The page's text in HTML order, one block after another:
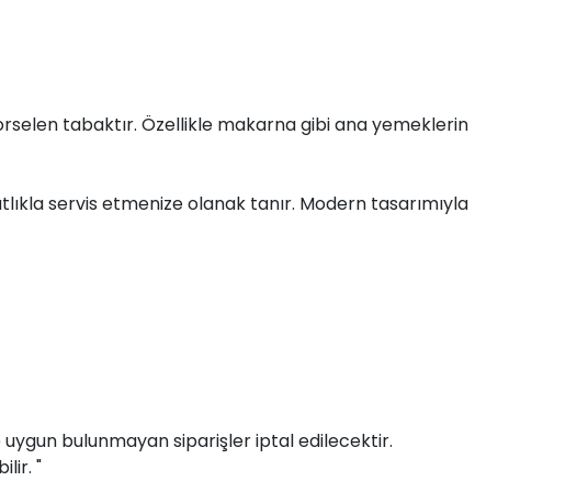
tabaktır. Özellikle makarna gibi ana yemeklerin
servis etmenize olanak tanır. Modern tasarımıyla
bulunmayan siparişler iptal edilecektir.
"